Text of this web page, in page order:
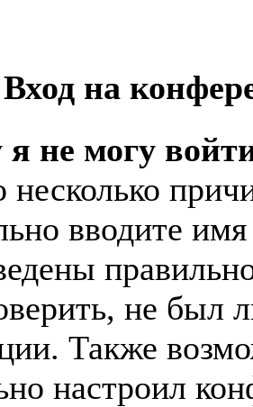
Вход на
не могу
вводите
не был
Также
настроил